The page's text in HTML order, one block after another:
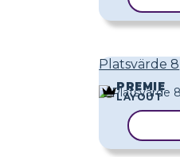
Platsvärde 8
PREMIE
LAYOUT